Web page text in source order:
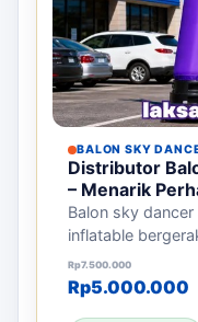
BALON SKY
Distributor
– Menarik
Balon sky
inflatable
Rp7.500.000
Harga aslinya
Rp5.000.000
Harga saat ini